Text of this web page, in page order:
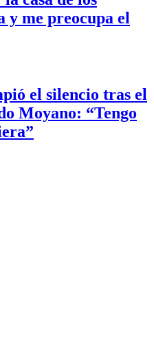
y me preocupa el
el silencio tras el
Moyano: “Tengo